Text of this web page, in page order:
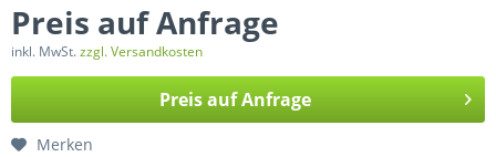
Preis auf Anfrage
inkl. MwSt.zzgl. Versandkosten
Preis auf Anfrage
Merken